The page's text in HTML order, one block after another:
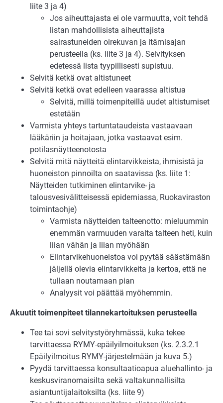
liite 3 ja 4)
Jos aiheuttajasta ei ole varmuutta, voit tehdä
listan mahdollisista aiheuttajista
sairastuneiden oirekuvan ja itämisajan
perusteella (ks. liite 3 ja 4). Selvityksen
edetessä lista tyypillisesti supistuu.
Selvitä ketkä ovat altistuneet
Selvitä ketkä ovat edelleen vaarassa altistua
Selvitä, millä toimenpiteillä uudet altistumiset
estetään
Varmista yhteys tartuntataudeista vastaavaan
lääkäriin ja hoitajaan, jotka vastaavat esim.
potilasnäytteenotosta
Selvitä mitä näytteitä elintarvikkeista, ihmisistä ja
huoneiston pinnoilta on saatavissa (ks. liite 1:
Näytteiden tutkiminen elintarvike- ja
talousvesivälitteisessä epidemiassa, Ruokaviraston
toimintaohje)
Varmista näytteiden talteenotto: mieluummin
enemmän varmuuden varalta talteen heti, kuin
liian vähän ja liian myöhään
Elintarvikehuoneistoa voi pyytää säästämään
jäljellä olevia elintarvikkeita ja kertoa, että ne
tullaan noutamaan pian
Analyysit voi päättää myöhemmin.
Akuutit toimenpiteet tilannekartoituksen perusteella
Tee tai sovi selvitystyöryhmässä, kuka tekee
tarvittaessa RYMY-epäilyilmoituksen (ks. 2.3.2.1
Epäilyilmoitus RYMY-järjestelmään ja kuva 5.)
Pyydä tarvittaessa konsultaatioapua aluehallinto- ja
keskusviranomaisilta sekä valtakunnallisilta
asiantuntijalaitoksilta (ks. liite 9)